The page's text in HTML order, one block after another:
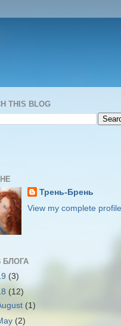
THIS BLOG
Трень-Брень
View my complete profile
БЛОГА
(3)
(12)
(1)
(2)